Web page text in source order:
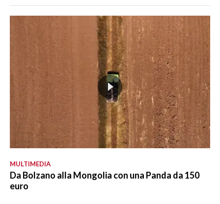
MULTIMEDIA
Da Bolzano alla Mongolia con una Panda da 150
euro